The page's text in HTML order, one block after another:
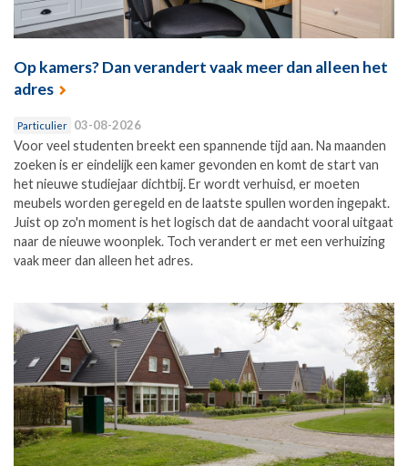
Op kamers? Dan verandert vaak meer dan alleen het
adres
Particulier 03-08-2026
Voor veel studenten breekt een spannende tijd aan. Na maanden
zoeken is er eindelijk een kamer gevonden en komt de start van
het nieuwe studiejaar dichtbij. Er wordt verhuisd, er moeten
meubels worden geregeld en de laatste spullen worden ingepakt.
Juist op zo'n moment is het logisch dat de aandacht vooral uitgaat
naar de nieuwe woonplek. Toch verandert er met een verhuizing
vaak meer dan alleen het adres.